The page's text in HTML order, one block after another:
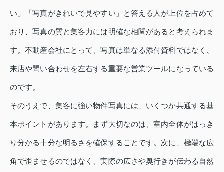
い」「写真がきれいで見やすい」と答える人が上位を占めて
おり、写真の質と集客力には明確な相関があると考えられま
す。不動産会社にとって、写真は単なる添付資料ではなく、
来店や問い合わせを左右する重要な営業ツールになっている
のです。
そのうえで、集客に強い物件写真には、いくつか共通する基
本ポイントがあります。まず大切なのは、室内全体がはっき
り分かる十分な明るさを確保することです。次に、極端な広
角で歪ませるのではなく、実際の広さや奥行きが伝わる自然